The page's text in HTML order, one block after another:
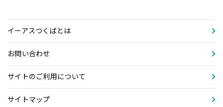
イーアスつくばとは
お問い合わせ
サイトのご利用について
サイトマップ